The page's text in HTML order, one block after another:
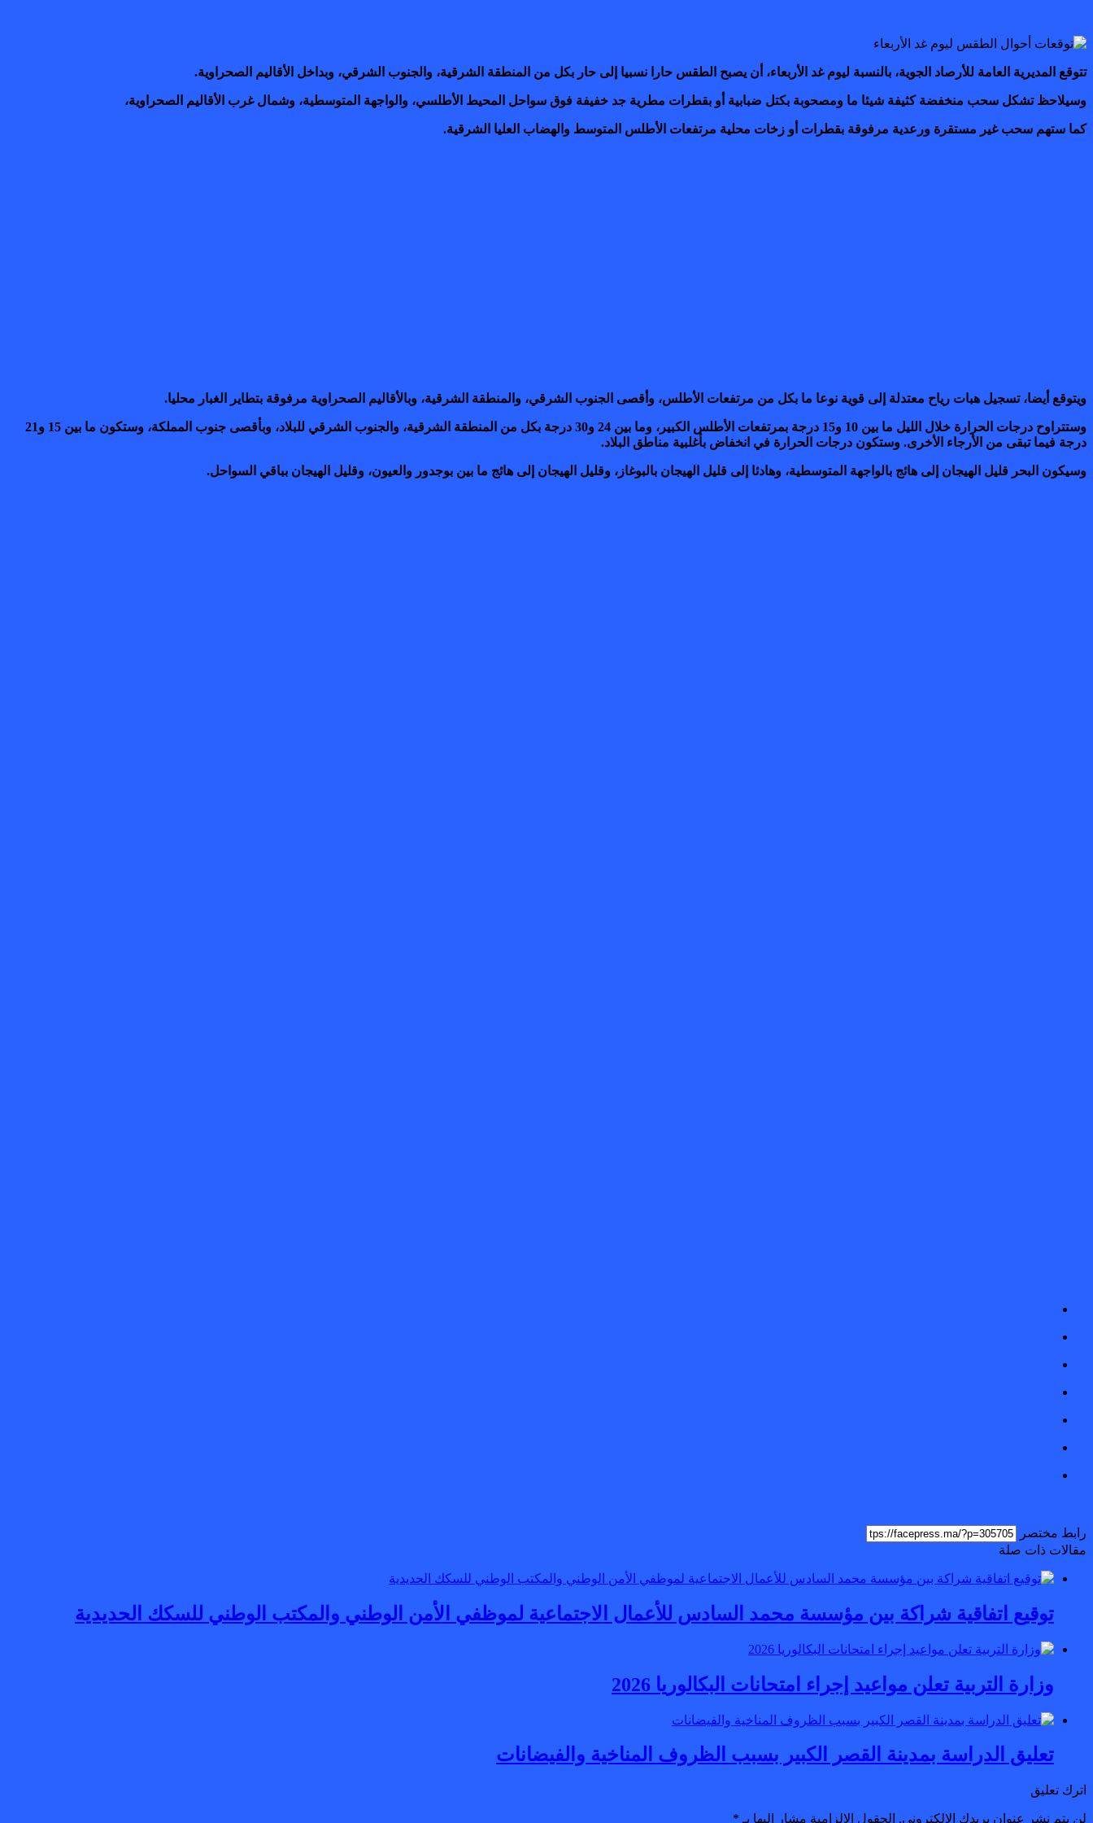
تتوقع المديرية العامة للأرصاد الجوية، بالنسبة ليوم غد الأربعاء، أن يصبح الطقس حارا نسبيا إلى حار بكل من المنطقة الشرقية، والجنوب الشرقي، وبداخل الأقاليم الصحراوية.
وسيلاحظ تشكل سحب منخفضة كثيفة شيئا ما ومصحوبة بكتل ضبابية أو بقطرات مطرية جد خفيفة فوق سواحل المحيط الأطلسي، والواجهة المتوسطية، وشمال غرب الأقاليم الصحراوية،
كما ستهم سحب غير مستقرة ورعدية مرفوقة بقطرات أو زخات محلية مرتفعات الأطلس المتوسط والهضاب العليا الشرقية.
ويتوقع أيضا، تسجيل هبات رياح معتدلة إلى قوية نوعا ما بكل من مرتفعات الأطلس، وأقصى الجنوب الشرقي، والمنطقة الشرقية، وبالأقاليم الصحراوية مرفوقة بتطاير الغبار محليا.
وستتراوح درجات الحرارة خلال الليل ما بين 10 و15 درجة بمرتفعات الأطلس الكبير، وما بين 24 و30 درجة بكل من المنطقة الشرقية، والجنوب الشرقي للبلاد، وبأقصى جنوب المملكة، وستكون ما بين 15 و21
درجة فيما تبقى من الأرجاء الأخرى. وستكون درجات الحرارة في انخفاض بأغلبية مناطق البلاد.
وسيكون البحر قليل الهيجان إلى هائج بالواجهة المتوسطية، وهادئا إلى قليل الهيجان بالبوغاز، وقليل الهيجان إلى هائج ما بين بوجدور والعيون، وقليل الهيجان بباقي السواحل.
رابط مختصر
مقالات ذات صلة
توقيع اتفاقية شراكة بين مؤسسة محمد السادس للأعمال الاجتماعية لموظفي الأمن الوطني والمكتب الوطني للسكك الحديدية
وزارة التربية تعلن مواعيد إجراء امتحانات البكالوريا 2026
تعليق الدراسة بمدينة القصر الكبير بسبب الظروف المناخية والفيضانات
اترك تعليق
لن يتم نشر عنوان بريدك الإلكتروني. الحقول الإلزامية مشار إليها بـ *